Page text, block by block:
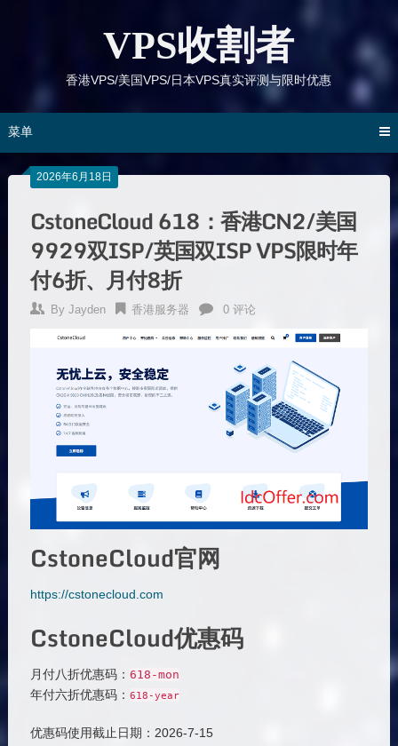
VPS收割者
香港VPS/美国VPS/日本VPS真实评测与限时优惠
菜单
2026年6月18日
CstoneCloud 618：香港CN2/美国
9929双ISP/英国双ISP VPS限时年
付6折、月付8折
By Jayden 香港服务器 0 评论
CstoneCloud官网
https://cstonecloud.com
CstoneCloud优惠码
月付八折优惠码： 618 -mon
年付六折优惠码： 618 -year
优惠码使用截止日期：2026-7-15